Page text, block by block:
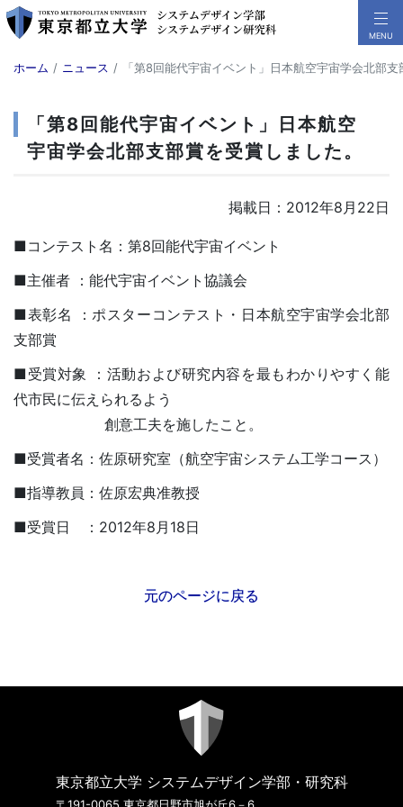
ホーム ニュース 「第8回能代宇宙イベント」日本航空宇宙学会北部
「第8回能代宇宙イベント」日本航空
宇宙学会北部支部賞を受賞しました。
掲載日：2012年8月22日
■コンテスト名：第8回能代宇宙イベント
■主催者 ：能代宇宙イベント協議会
■表彰名 ：ポスターコンテスト・日本航空宇宙学会北部
支部賞
■受賞対象 ：活動および研究内容を最もわかりやすく能
代市民に伝えられるよう
創意工夫を施したこと。
■受賞者名：佐原研究室（航空宇宙システム工学コース）
■指導教員：佐原宏典准教授
■受賞日 ：2012年8月18日
元のページに戻る
東京都立大学 システムデザイン学部・研究科